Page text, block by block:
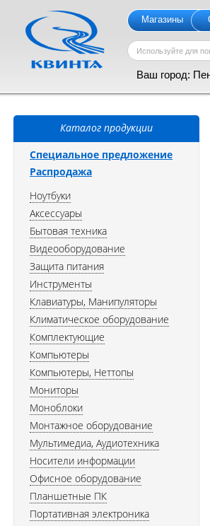
Магазины
Ваш город:
Каталог продукции
Специальное предложение
Распродажа
Ноутбуки
Аксессуары
Бытовая техника
Видеооборудование
Защита питания
Инструменты
Клавиатуры, Манипуляторы
Климатическое оборудование
Комплектующие
Компьютеры
Компьютеры, Неттопы
Мониторы
Моноблоки
Монтажное оборудование
Мультимедиа, Аудиотехника
Носители информации
Офисное оборудование
Планшетные ПК
Портативная электроника